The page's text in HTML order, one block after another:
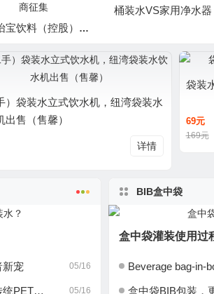
华润怡宝饮料（控股）有限公司袋装水委外加工供应商征集
）袋装水立式饮水机，纽湾袋装水
出售（售馨）
详情
袋装
69元
169元
05/16
新宠
05/16
瓶装水
BIB盒中袋
盒中袋灌装使用过
Beverage bag-in-box now
盒中袋BIB包装，更